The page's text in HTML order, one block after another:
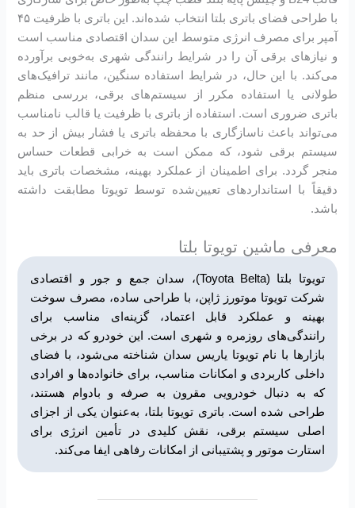
با طراحی فضای باتری بلتا انتخاب شده‌اند. این باتری با ظرفیت ۴۵
آمپر برای مصرف انرژی متوسط این سدان اقتصادی مناسب است
و نیازهای برقی آن را در شرایط رانندگی شهری به‌خوبی برآورده
می‌کند. با این حال، در شرایط استفاده سنگین، مانند ترافیک‌های
طولانی یا استفاده مکرر از سیستم‌های برقی، بررسی منظم
باتری ضروری است. استفاده از باتری با ظرفیت یا قالب نامناسب
می‌تواند باعث ناسازگاری با محفظه باتری یا فشار بیش از حد به
سیستم برقی شود، که ممکن است به خرابی قطعات حساس
منجر گردد. برای اطمینان از عملکرد بهینه، مشخصات باتری باید
دقیقاً با استانداردهای تعیین‌شده توسط تویوتا مطابقت داشته
باشد.
معرفی ماشین تویوتا بلتا
تویوتا بلتا (Toyota Belta)، سدان جمع و جور و اقتصادی
شرکت تویوتا موتورز ژاپن، با طراحی ساده، مصرف سوخت
بهینه و عملکرد قابل اعتماد، گزینه‌ای مناسب برای
رانندگی‌های روزمره و شهری است. این خودرو که در برخی
بازارها با نام تویوتا یاریس سدان شناخته می‌شود، با فضای
داخلی کاربردی و امکانات مناسب، برای خانواده‌ها و افرادی
که به دنبال خودرویی مقرون به صرفه و بادوام هستند،
طراحی شده است. باتری تویوتا بلتا، به‌عنوان یکی از اجزای
اصلی سیستم برقی، نقش کلیدی در تأمین انرژی برای
استارت موتور و پشتیبانی از امکانات رفاهی ایفا می‌کند.